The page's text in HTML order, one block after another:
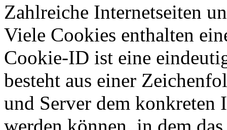
Zahlreiche Internetseiten
Viele Cookies enthalten
Cookie-ID ist eine
besteht aus einer
und Server dem konkreten
werden können, in dem